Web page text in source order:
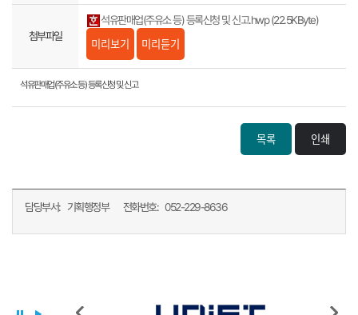
첨부파일
석유판매업(주유소 등) 등록신청 및 신고.hwp (22.5KByte)
미리보기 미리듣기
석유판매업(주유소 등) 등록신청 및 신고
목록 인쇄
담당부서: 기획행정부 전화번호: 052-229-8636